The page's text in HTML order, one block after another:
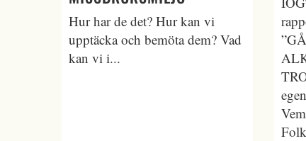
Hur har de det? Hur kan vi
upptäcka och bemöta dem? Vad
kan vi i...